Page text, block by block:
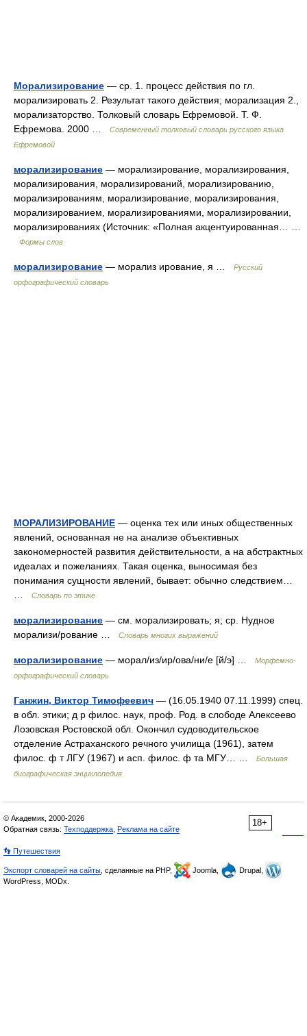
Морализирование — ср. 1. процесс действия по гл.
морализировать 2. Результат такого действия; морализация 2.,
морализаторство. Толковый словарь Ефремовой. Т. Ф.
Ефремова. 2000 …
Современный толковый словарь русского языка
Ефремовой
морализирование — морализирование, морализирования,
морализирования, морализирований, морализированию,
морализированиям, морализирование, морализирования,
морализированием, морализированиями, морализировании,
морализированиях (Источник: «Полная акцентуированная… …
Формы слов
морализирование — морализ ирование, я …
Русский
орфографический словарь
МОРАЛИЗИРОВАНИЕ — оценка тех или иных общественных
явлений, основанная не на анализе объективных
закономерностей развития действительности, а на абстрактных
идеалах и пожеланиях. Такая оценка, выносимая без
понимания сущности явлений, бывает: обычно следствием…
Словарь по этике
морализирование — см. морализировать; я; ср. Нудное
морализи/рование …
Словарь многих выражений
морализирование — морал/из/ир/ова/ни/е [й/э] …
Морфемно-
орфографический словарь
Ганжин, Виктор Тимофеевич — (16.05.1940 07.11.1999) спец.
в обл. этики; д р филос. наук, проф. Род. в слободе Алексеево
Лозовская Ростовской обл. Окончил судоводительское
отделение Астраханского речного училища (1961), затем
филос. ф т ЛГУ (1967) и асп. филос. ф та МГУ… …
Большая
биографическая энциклопедия
18+
© Академик, 2000-2026
Обратная связь: Техподдержка Реклама на сайте
👣 Путешествия
Экспорт словарей на сайты , сделанные на PHP, Joomla,
Drupal,
WordPress, MODx.